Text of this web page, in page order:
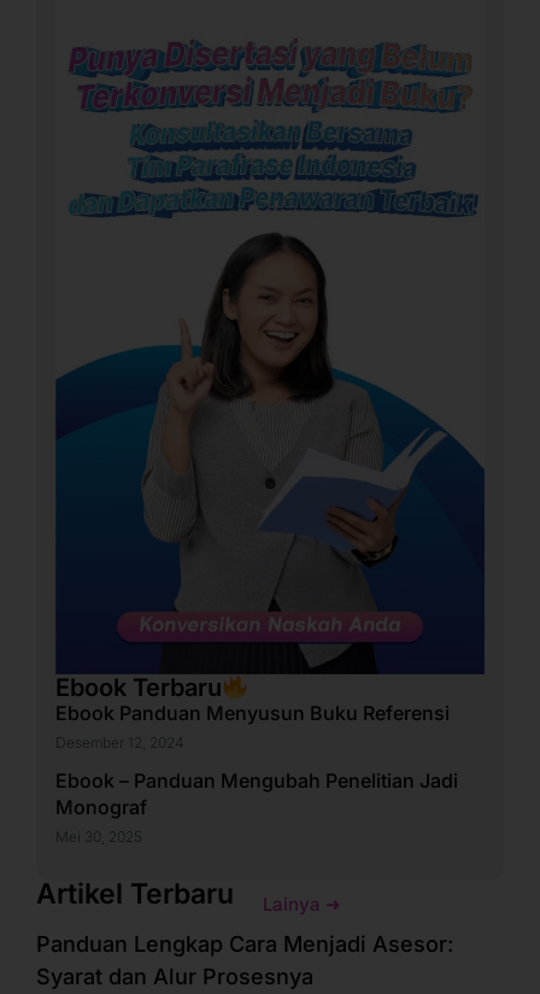
Ebook Terbaru
Ebook Panduan Menyusun Buku Referensi
Desember 12, 2024
Ebook – Panduan Mengubah Penelitian Jadi
Monograf
Mei 30, 2025
Artikel Terbaru Lainya ➜
Panduan Lengkap Cara Menjadi Asesor:
Syarat dan Alur Prosesnya